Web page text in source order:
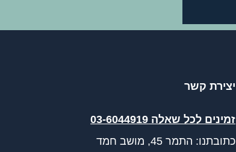
יצירת קשר
זמינים לכל שאלה 03-6044919
כתובתנו: התמר 45, מושב חמד​